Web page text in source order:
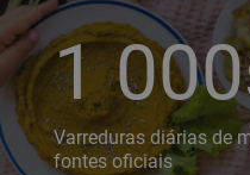
1
Varreduras diárias de
fontes oficiais